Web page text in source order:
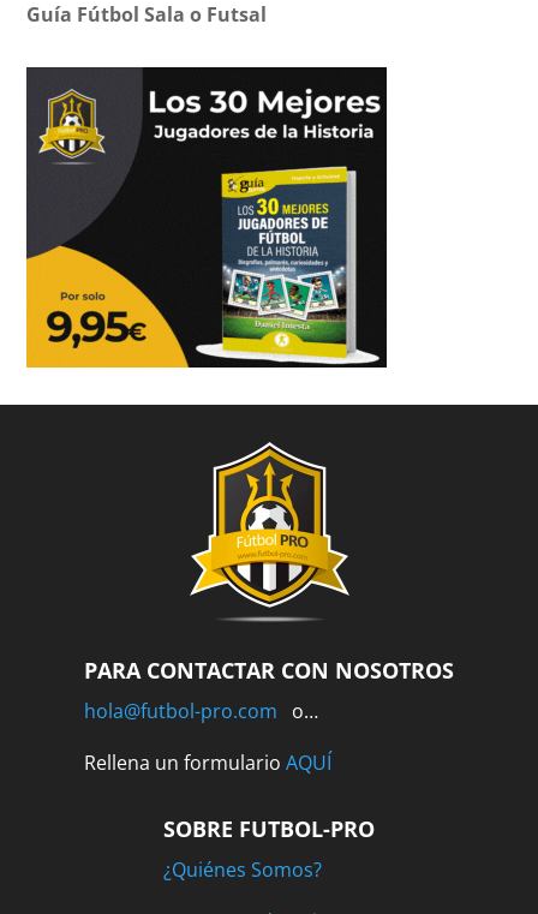
Guía Fútbol Sala o Futsal
PARA CONTACTAR CON NOSOTROS
hola@futbol-pro.com o…
Rellena un formulario AQUÍ
SOBRE FUTBOL-PRO
¿Quiénes Somos?